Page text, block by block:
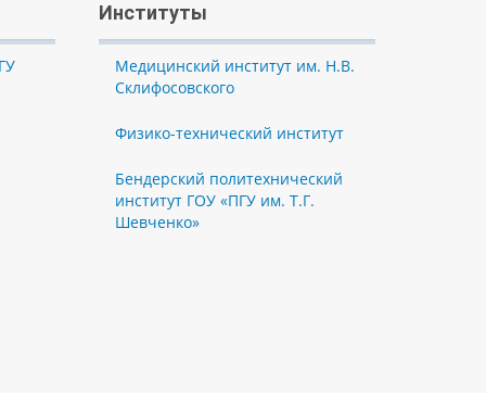
Институты
Медицинский институт им. Н.В.
Склифосовского
Физико-технический институт
Бендерский политехнический
институт ГОУ «ПГУ им. Т.Г.
Шевченко»